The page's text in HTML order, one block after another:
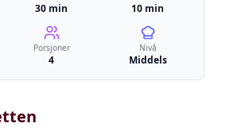
30 min 10 min
Porsjoner
4
Nivå
Middels